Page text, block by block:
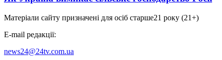
Матеріали сайту призначені для осіб старше21 року (21+)
E-mail редакції:
news24@24tv.com.ua